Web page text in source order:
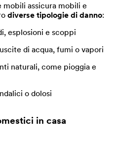
mobili assicura mobili e
diverse tipologie di danno:
esplosioni e scoppi
di acqua, fumi o vapori
naturali, come pioggia e
o dolosi
in casa